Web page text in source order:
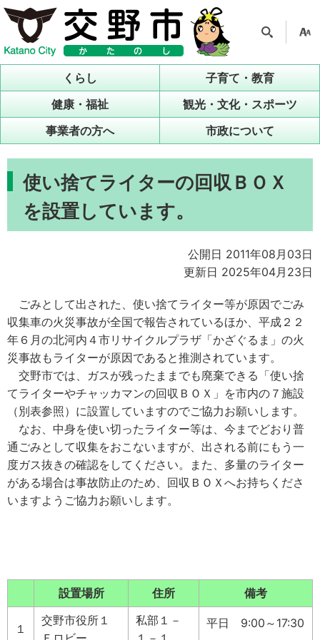
ル
くらし
子育て・教育
健康・福祉
観光・文化・スポーツ
事業者の方へ
市政について
使い捨てライターの回収ＢＯＸ
を設置しています。
公開日 2011年08月03日
更新日 2025年04月23日
ごみとして出された、使い捨てライター等が原因でごみ
収集車の火災事故が全国で報告されているほか、平成２２
年６月の北河内４市リサイクルプラザ「かざぐるま」の火
災事故もライターが原因であると推測されています。
交野市では、ガスが残ったままでも廃棄できる「使い捨
てライターやチャッカマンの回収ＢＯＸ」を市内の７施設
（別表参照）に設置していますのでご協力お願いします。
なお、中身を使い切ったライター等は、今までどおり普
通ごみとして収集をおこないますが、出される前にもう一
度ガス抜きの確認をしてください。また、多量のライター
がある場合は事故防止のため、回収ＢＯＸへお持ちくださ
いますようご協力お願いします。
設置場所 住所 備考
１
交野市役所１
私部１－
平日 9:00～17:30